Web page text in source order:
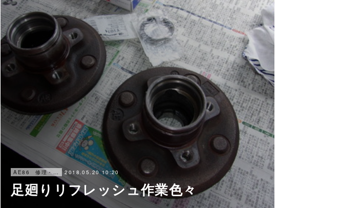
AE86 修理・メンテナンス 2018.05.20 10:20
足廻りリフレッシュ作業色々